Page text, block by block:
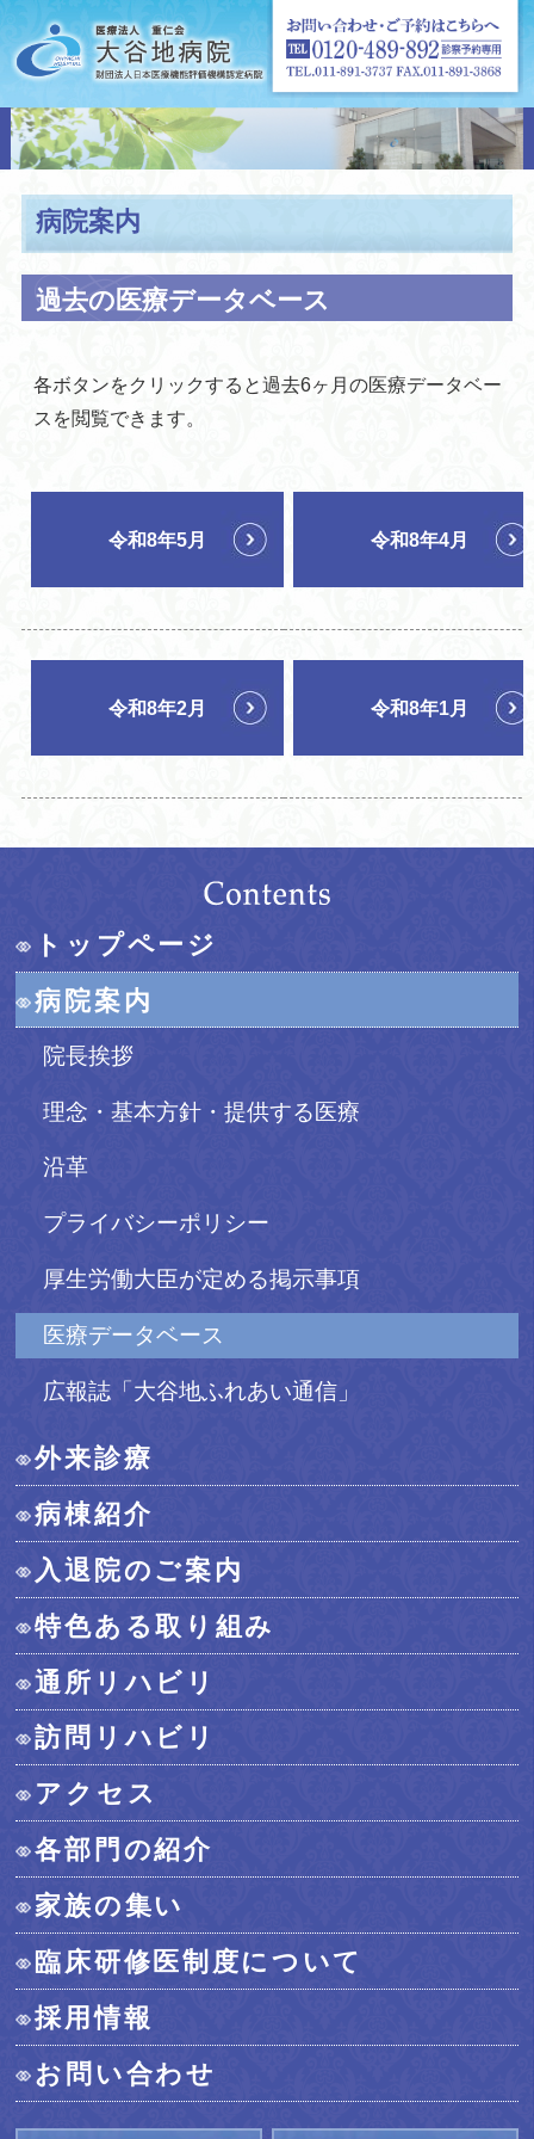
病院案内
過去の医療データベース
各ボタンをクリックすると過去6ヶ月の医療データベー
スを閲覧できます。
令和8年5月 令和8年4月
令和8年2月 令和8年1月
トップページ
病院案内
院長挨拶
理念・基本方針・提供する医療
沿革
プライバシーポリシー
厚生労働大臣が定める掲示事項
医療データベース
広報誌「大谷地ふれあい通信」
外来診療
病棟紹介
入退院のご案内
特色ある取り組み
通所リハビリ
訪問リハビリ
アクセス
各部門の紹介
家族の集い
臨床研修医制度について
採用情報
お問い合わせ